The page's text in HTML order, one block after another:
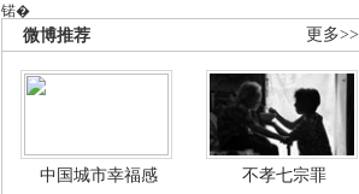
锘�
更多>>
微博推荐
中国城市幸福感
不孝七宗罪